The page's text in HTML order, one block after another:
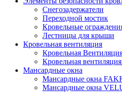
Снегозадержатели
Переходной мостик
Кровельные
Лестницы для крыши
Кровельная вентиляция
Кровельная
Кровельная
Мансардные окна
Мансардные окна
Мансардные окна